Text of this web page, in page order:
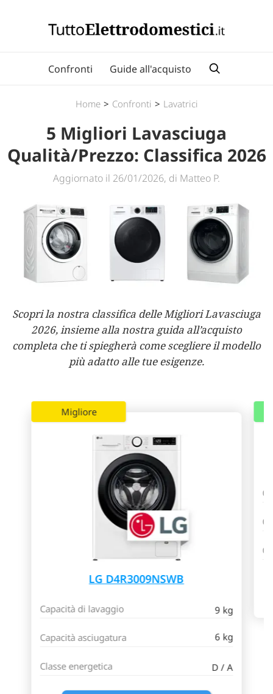
Confronti Guide all'acquisto
Home > Confronti > Lavatrici
5 Migliori Lavasciuga
Qualità/Prezzo: Classifica 2026
Aggiornato il 26/01/2026, di Matteo P.
Scopri la nostra classifica delle Migliori Lavasciuga
2026, insieme alla nostra guida all’acquisto
completa che ti spiegherà come scegliere il modello
più adatto alle tue esigenze.
Migliore
LG D4R3009NSWB
Capacità di lavaggio 9 kg
Capacità asciugatura 6 kg
Classe energetica D / A